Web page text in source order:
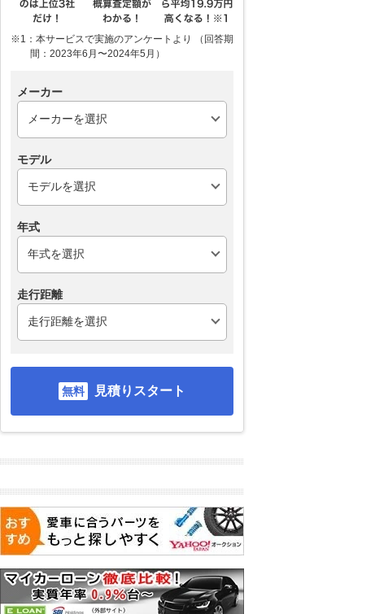
※1：本サービスで実施のアンケートより （回答期
間：2023年6月〜2024年5月）
メーカー
モデル
年式
走行距離
見積りスタート